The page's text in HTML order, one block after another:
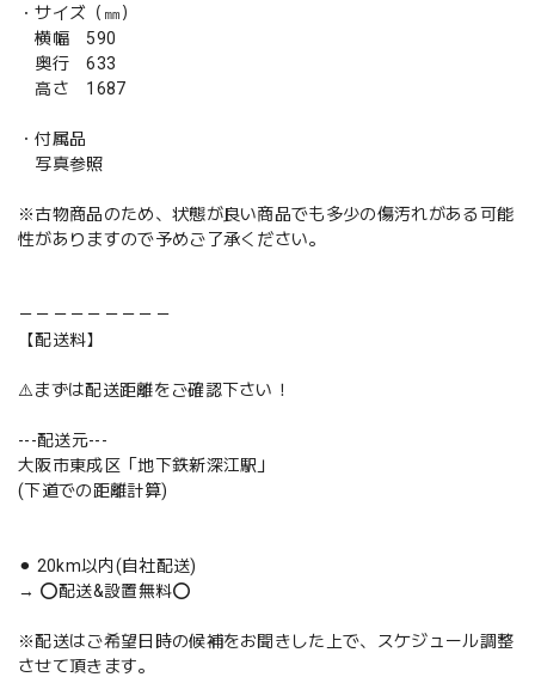
・サイズ（㎜）
横幅 590
奥行 633
高さ 1687
・付属品
写真参照
※古物商品のため、状態が良い商品でも多少の傷汚れがある可能
性がありますので予めご了承ください。
－－－－－－－－－
【配送料】
⚠️まずは配送距離をご確認下さい！
---配送元---
大阪市東成区「地下鉄新深江駅」
(下道での距離計算)
⚫︎ 20km以内(自社配送)
→ ⭕️配送&設置無料⭕️
※配送はご希望日時の候補をお聞きした上で、スケジュール調整
させて頂きます。